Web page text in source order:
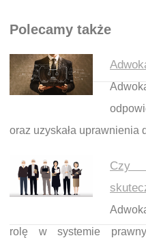
Polecamy także
oraz uzyskała
Czy
rolę w systemie
Nawigacja wpisu